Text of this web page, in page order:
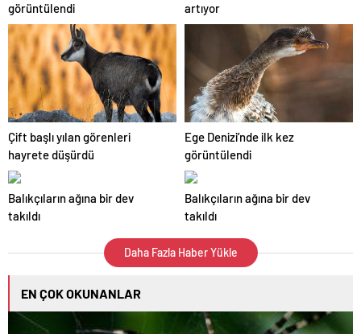
görüntülendi
artıyor
Çift başlı yılan görenleri
hayrete düşürdü
Ege Denizi’nde ilk kez
görüntülendi
Balıkçıların ağına bir dev
takıldı
Balıkçıların ağına bir dev
takıldı
Daha Fazla Haber Yükle
EN ÇOK OKUNANLAR